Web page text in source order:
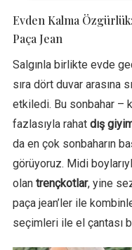
Evden Kalma
Paça Jean
Salgınla birlikte evde
sıra dört duvar arasına
etkiledi. Bu sonbahar –
fazlasıyla rahat dış
da en çok sonbaharın
görüyoruz. Midi
olan trençkotlar, yine
paça jean’ler ile
seçimleri ile el çantası